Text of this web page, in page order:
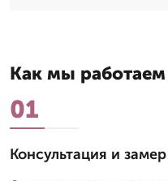
Как мы работаем
01
Консультация и замер